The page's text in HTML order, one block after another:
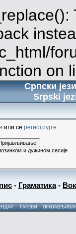
on
Српски
Srpski
или се региструјте
и дужином сесије
- Граматика-
ТАГОВИ